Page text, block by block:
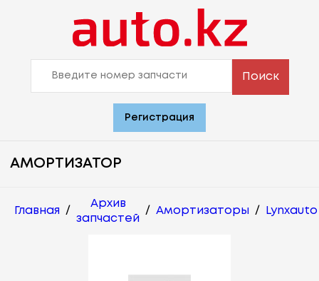
Поиск
Регистрация
АМОРТИЗАТОР
Главная /
Архив
запчастей
/ Амортизаторы / Lynxauto